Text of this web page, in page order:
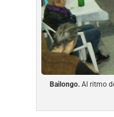
Bailongo.Al ritmo